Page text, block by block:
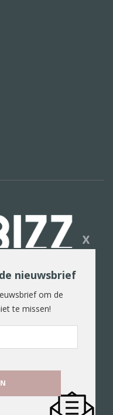
en beeld
X
nieuwsbrief
om de
te missen!